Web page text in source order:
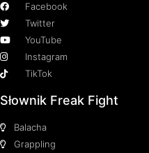
Facebook
Twitter
YouTube
Instagram
TikTok
Słownik Freak Fight
Balacha
Grappling